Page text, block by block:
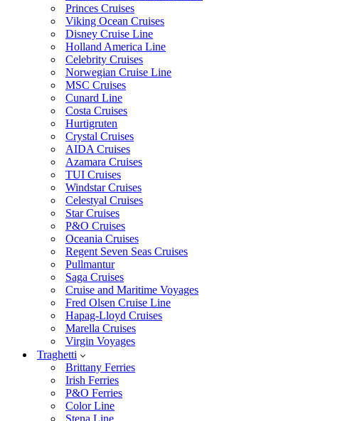
Princes Cruises
Viking Ocean Cruises
Disney Cruise Line
Holland America Line
Celebrity Cruises
Norwegian Cruise Line
MSC Cruises
Cunard Line
Costa Cruises
Hurtigruten
Crystal Cruises
AIDA Cruises
Azamara Cruises
TUI Cruises
Windstar Cruises
Celestyal Cruises
Star Cruises
P&O Cruises
Oceania Cruises
Regent Seven Seas Cruises
Pullmantur
Saga Cruises
Cruise and Maritime Voyages
Fred Olsen Cruise Line
Hapag-Lloyd Cruises
Marella Cruises
Virgin Voyages
Traghetti
Brittany Ferries
Irish Ferries
P&O Ferries
Color Line
Stena Line